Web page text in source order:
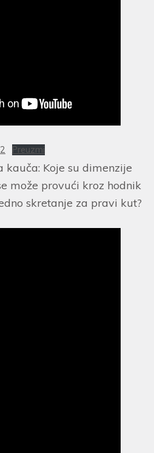
Preuzmi
kauča: Koje su dimenzije
može provući kroz hodnik
skretanje za pravi kut?